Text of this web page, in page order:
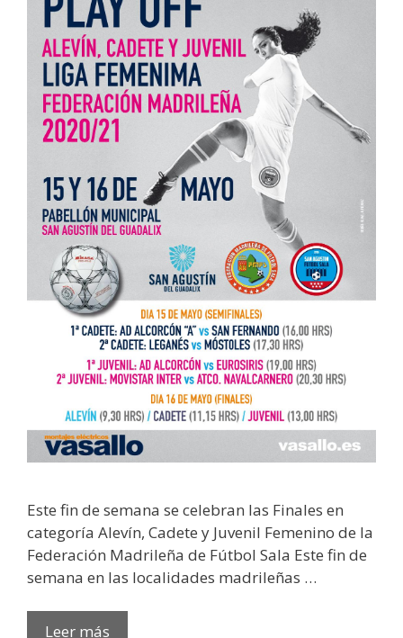
Este fin de semana se celebran las Finales en
categoría Alevín, Cadete y Juvenil Femenino de la
Federación Madrileña de Fútbol Sala Este fin de
semana en las localidades madrileñas …
Leer más